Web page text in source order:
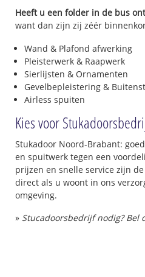
Heeft u een folder in de bus
want dan zijn zij zéér
Wand & Plafond afwerking
Pleisterwerk & Raapwerk
Sierlijsten & Ornamenten
Gevelbepleistering &
Airless spuiten
Kies voor
Stukadoor Noord-Brabant:
en spuitwerk tegen een
prijzen en snelle service zijn
direct als u woont in ons
omgeving.
» Stucadoorsbedrijf nodig? Bel